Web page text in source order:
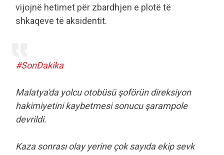
vijojnë hetimet për zbardhjen e plotë të
shkaqeve të aksidentit.
#SonDakika
Malatya'da yolcu otobüsü şoförün direksiyon
hakimiyetini kaybetmesi sonucu şarampole
devrildi.
Kaza sonrası olay yerine çok sayıda ekip sevk